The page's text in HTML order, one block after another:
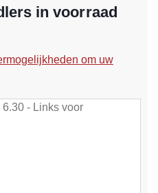
in voorraad
om uw